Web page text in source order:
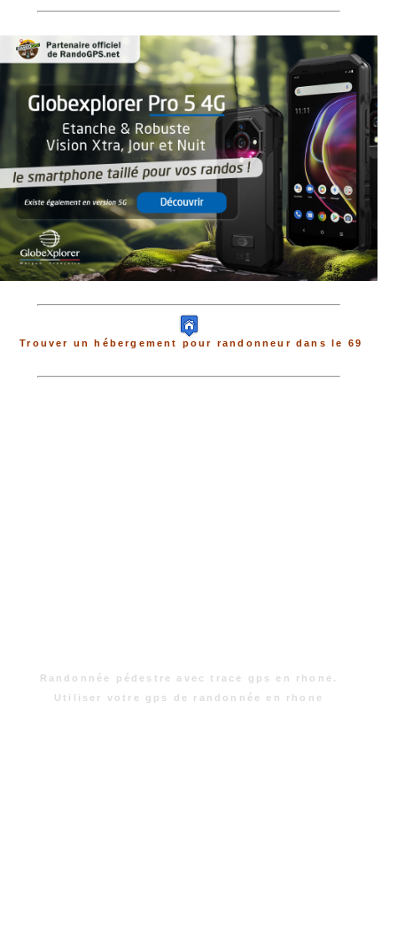
Trouver un hébergement pour randonneur dans le 69
Randonnée pédestre avec trace gps en rhone.
Utiliser votre gps de randonnée en rhone